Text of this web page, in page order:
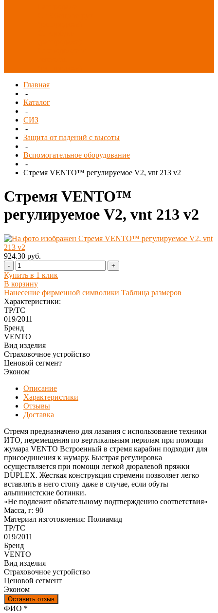
Главная
-
Каталог
-
СИЗ
-
Защита от падений с высоты
-
Вспомогательное оборудование
-
Стремя VENTO™ регулируемое V2, vnt 213 v2
Стремя VENTO™
регулируемое V2, vnt 213 v2
924.30 руб.
- +
Купить в 1 клик
В корзину
Нанесение фирменной символики Таблица размеров
Характеристики:
ТР/ТС
019/2011
Бренд
VENTO
Вид изделия
Страховочное устройство
Ценовой сегмент
Эконом
Описание
Характеристики
Отзывы
Доставка
Стремя предназначено для лазания с использование техники
ИТО, перемещения по вертикальным перилам при помощи
жумара VENTO Встроенный в стремя карабин подходит для
присоединения к жумару. Быстрая регулировка
осуществляется при помощи легкой дюралевой пряжки
DUPLEX. Жесткая конструкция стремени позволяет легко
вставлять в него стопу даже в случае, если обуты
альпинистские ботинки.
«Не подлежит обязательному подтверждению соответствия»
Масса, г: 90
Материал изготовления: Полиамид
ТР/ТС
019/2011
Бренд
VENTO
Вид изделия
Страховочное устройство
Ценовой сегмент
Эконом
Оставить отзыв
Ваш отзыв был отправлен!
ФИО *